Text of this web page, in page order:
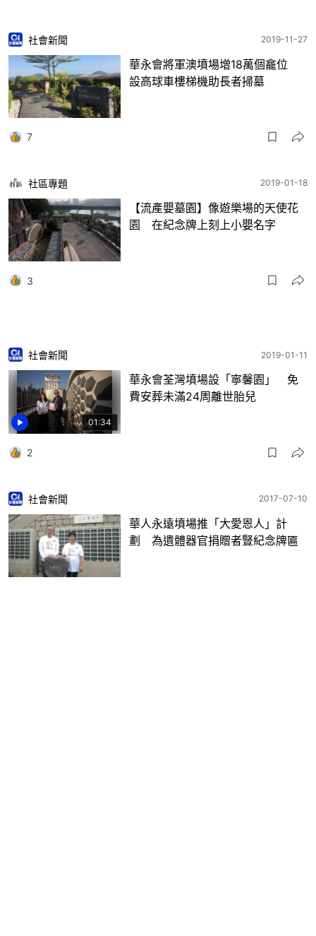
社會新聞 2019-11-27
華永會將軍澳墳場增18萬個龕位
設高球車樓梯機助長者掃墓
7
社區專題 2019-01-18
【流產嬰墓園】像遊樂場的天使花
園 在紀念牌上刻上小嬰名字
3
01:34
社會新聞 2019-01-11
華永會荃灣墳場設「寧馨園」 免
費安葬未滿24周離世胎兒
2
社會新聞 2017-07-10
華人永遠墳場推「大愛恩人」計
劃 為遺體器官捐贈者豎紀念牌匾